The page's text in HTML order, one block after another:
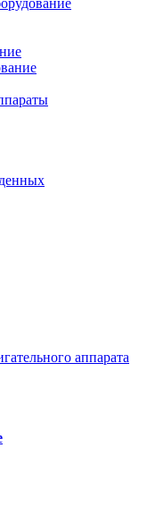
аппарата